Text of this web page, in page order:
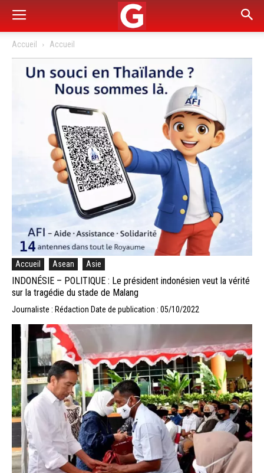
Accueil Accueil
Accueil Asean Asie
INDONÉSIE – POLITIQUE : Le président indonésien veut la vérité
sur la tragédie du stade de Malang
Journaliste : Rédaction Date de publication : 05/10/2022